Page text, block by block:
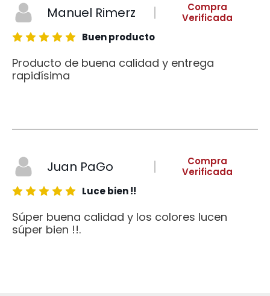
Manuel Rimerz
Compra
Verificada
Buen producto
Producto de buena calidad y entrega
rapidísima
Juan PaGo
Compra
Verificada
Luce bien !!
Súper buena calidad y los colores lucen
súper bien !!.